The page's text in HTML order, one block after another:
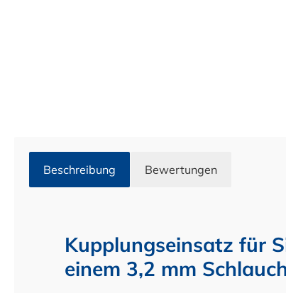
Beschreibung Bewertungen
Kupplungseinsatz für
einem 3,2 mm